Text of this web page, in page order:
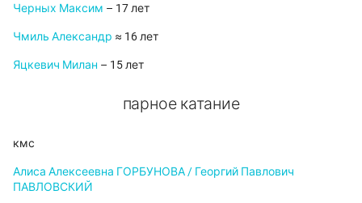
Черных Максим – 17 лет
Чмиль Александр ≈ 16 лет
Яцкевич Милан – 15 лет
парное катание
кмс
Алиса Алексеевна ГОРБУНОВА / Георгий Павлович
ПАВЛОВСКИЙ